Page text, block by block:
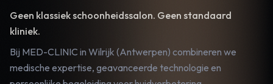
Geen klassiek schoonheidssalon. Geen standaard
kliniek.
Bij MED-CLINIC in Wilrijk (Antwerpen) combineren we
medische expertise, geavanceerde technologie en